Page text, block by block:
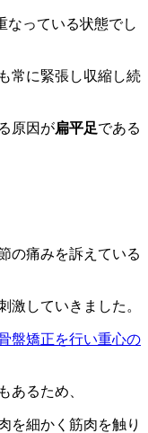
なっている状態でし
常に緊張し収縮し続
原因が扁平足である
の痛みを訴えている
激していきました。
盤矯正を行い重心の
あるため、
を細かく筋肉を触り